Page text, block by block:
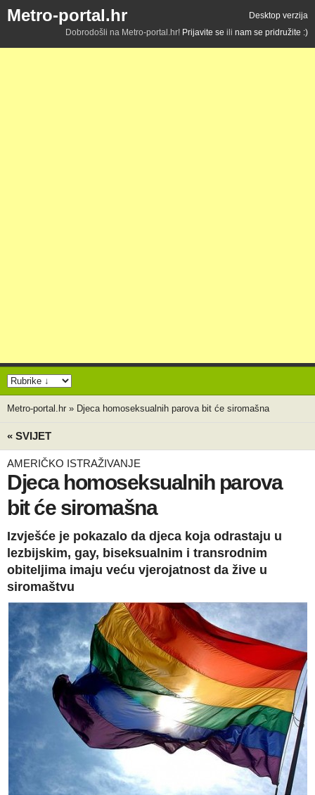
Metro-portal.hr
Desktop verzija
Dobrodošli na Metro-portal.hr! Prijavite se ili nam se pridružite :)
Metro-portal.hr » Djeca homoseksualnih parova bit će siromašna
« SVIJET
AMERIČKO ISTRAŽIVANJE
Djeca homoseksualnih parova
bit će siromašna
Izvješće je pokazalo da djeca koja odrastaju u
lezbijskim, gay, biseksualnim i transrodnim
obiteljima imaju veću vjerojatnost da žive u
siromaštvu